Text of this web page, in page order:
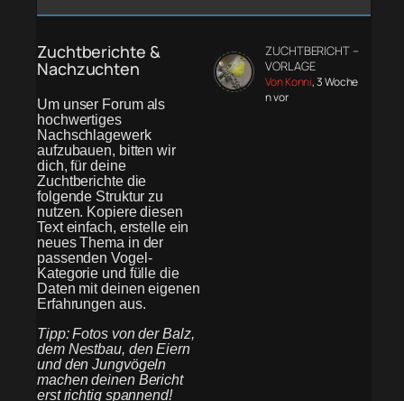
Zuchtberichte &
Nachzuchten
Um unser Forum als
hochwertiges
Nachschlagewerk
aufzubauen, bitten wir
dich, für deine
Zuchtberichte die
folgende Struktur zu
nutzen. Kopiere diesen
Text einfach, erstelle ein
neues Thema in der
passenden Vogel-
Kategorie und fülle die
Daten mit deinen eigenen
Erfahrungen aus.
Tipp: Fotos von der Balz,
dem Nestbau, den Eiern
und den Jungvögeln
machen deinen Bericht
erst richtig spannend!
ZUCHTBERICHT –
VORLAGE
Von Konni, 3 Woche
n vor